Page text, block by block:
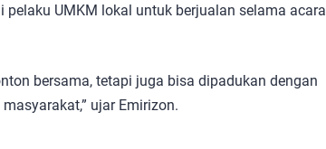
UMKM lokal untuk berjualan selama acara
bersama, tetapi juga bisa dipadukan dengan
ujar Emirizon.